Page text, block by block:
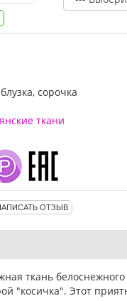
сорочка
ткани
ОТЗЫВ
ткань белоснежного
"косичка". Этот